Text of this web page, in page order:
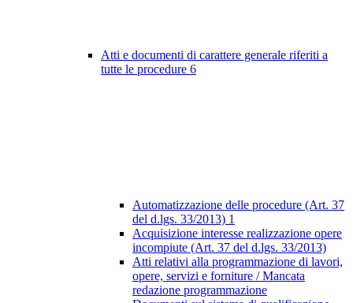
Atti e documenti di carattere generale riferiti a
tutte le procedure 6
Automatizzazione delle procedure (Art. 37
del d.lgs. 33/2013) 1
Acquisizione interesse realizzazione opere
incompiute (Art. 37 del d.lgs. 33/2013)
Atti relativi alla programmazione di lavori,
opere, servizi e forniture / Mancata
redazione programmazione